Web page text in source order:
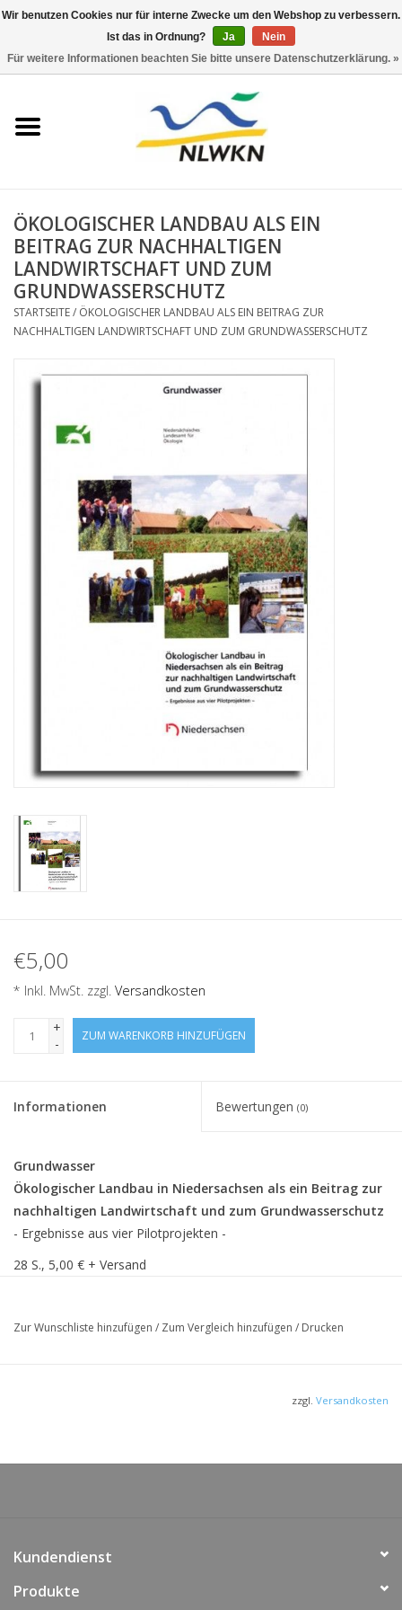
Neuerscheinungen
Wasserwirtschaft
Jahresberichte
Informationsbroschüre NLWKN
ÖKOLOGISCHER LANDBAU ALS EIN
BEITRAG ZUR NACHHALTIGEN
LANDWIRTSCHAFT UND ZUM
GRUNDWASSERSCHUTZ
STARTSEITE/ ÖKOLOGISCHER LANDBAU ALS EIN BEITRAG ZUR
NACHHALTIGEN LANDWIRTSCHAFT UND ZUM GRUNDWASSERSCHUTZ
€5,00
* Inkl. MwSt. zzgl. Versandkosten
+
-
ZUM WARENKORB HINZUFÜGEN
Informationen Bewertungen (0)
Grundwasser
Ökologischer Landbau in Niedersachsen als ein Beitrag zur
nachhaltigen Landwirtschaft und zum Grundwasserschutz
- Ergebnisse aus vier Pilotprojekten -
28 S., 5,00 € + Versand
Vier Pilotprojekte zum Ökologischen Landbau wurden 1995 und
Zur Wunschliste hinzufügen / Zum Vergleich hinzufügen / Drucken
zzgl. Versandkosten
Kundendienst
Produkte
Wir benutzen Cookies nur für interne Zwecke um den Webshop zu verbessern.
Ist das in Ordnung?
Ja
Nein
Für weitere Informationen beachten Sie bitte unsere Datenschutzerklärung. »